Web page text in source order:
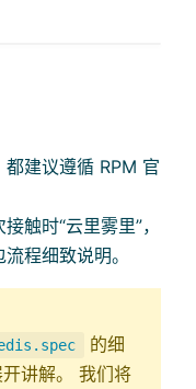
都建议遵循 RPM 官
触时“云里雾里”，
程细致说明。
的细
讲解。 我们将